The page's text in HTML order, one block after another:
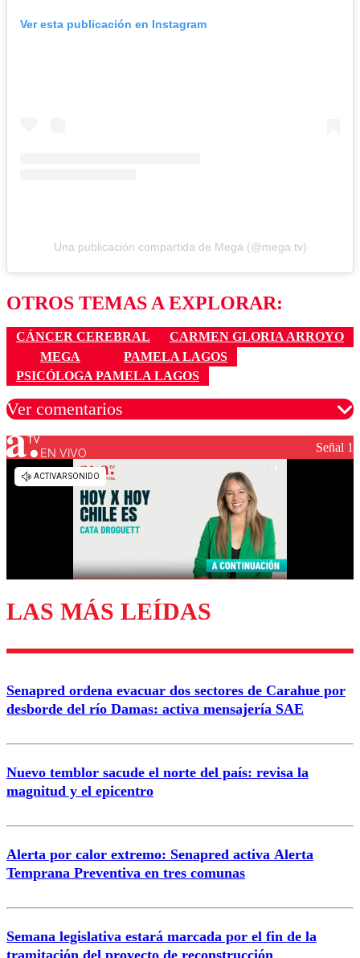
Ver esta publicación en Instagram
Una publicación compartida de Mega (@mega.tv)
OTROS TEMAS A EXPLORAR:
CÁNCER CEREBRAL
CARMEN GLORIA ARROYO
MEGA
PAMELA LAGOS
PSICÓLOGA PAMELA LAGOS
Ver comentarios
Los comentarios son moderados para garantizar un
diálogo respetuoso.
Enviar comentario
EN VIVO Señal 1
LAS MÁS LEÍDAS
Senapred ordena evacuar dos sectores de Carahue por
desborde del río Damas: activa mensajería SAE
Nuevo temblor sacude el norte del país: revisa la
magnitud y el epicentro
Alerta por calor extremo: Senapred activa Alerta
Temprana Preventiva en tres comunas
Semana legislativa estará marcada por el fin de la
tramitación del proyecto de reconstrucción